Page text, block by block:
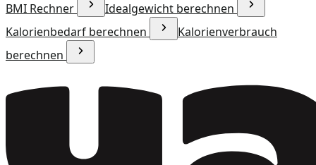
BMI Rechner
Idealgewicht berechnen
Kalorienbedarf berechnen
Kalorienverbrauch
berechnen